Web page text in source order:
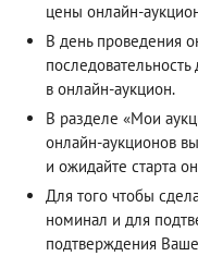
цены онлайн-
В день проведения
в онлайн-аукцион.
В разделе «Мои
онлайн-аукционов
и ожидайте старта
Для того чтобы
номинал и для
подтверждения